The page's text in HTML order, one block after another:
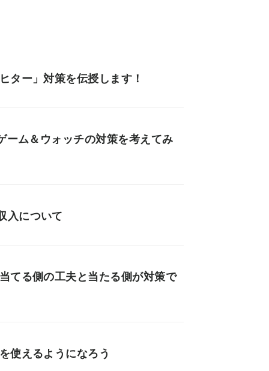
ター」対策を伝授します！
ム＆ウォッチの対策を考えてみ
入について
てる側の工夫と当たる側が対策で
使えるようになろう